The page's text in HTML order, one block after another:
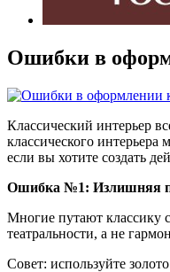
Ошибки в
Классический интерьер
классического
если вы хотите создать
Ошибка №1: Излишняя
Многие путают классику
театральности, а не
Совет: используйте